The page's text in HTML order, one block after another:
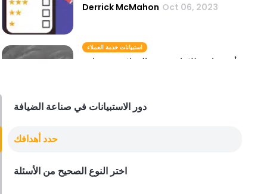
Derrick McMahon Oct 06, 2023
استبيانات خدمة العملاء
أهمية استطلاعات خدمة العملاء في صناعة
Derrick McMahon
دور الاستبيانات في صناعة الضيافة
حدد أهدافك
اختر النوع الصحيح من الأسئلة